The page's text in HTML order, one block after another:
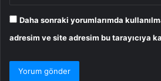
Daha sonraki yorumlarımda
adresim ve site adresim bu tarayıcıya